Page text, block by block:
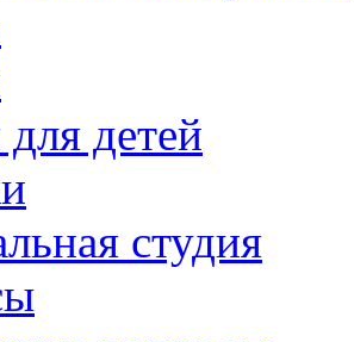
детей
студия